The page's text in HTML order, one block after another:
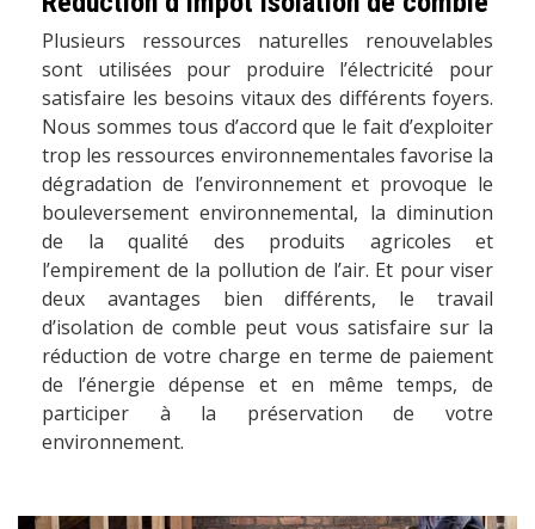
Plusieurs ressources naturelles renouvelables
sont utilisées pour produire l’électricité pour
satisfaire les besoins vitaux des différents foyers.
Nous sommes tous d’accord que le fait d’exploiter
trop les ressources environnementales favorise la
dégradation de l’environnement et provoque le
bouleversement environnemental, la diminution
de la qualité des produits agricoles et
l’empirement de la pollution de l’air. Et pour viser
deux avantages bien différents, le travail
d’isolation de comble peut vous satisfaire sur la
réduction de votre charge en terme de paiement
de l’énergie dépense et en même temps, de
participer à la préservation de votre
environnement.